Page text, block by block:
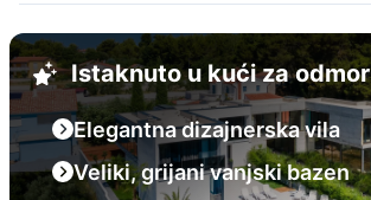
Istaknuto u kući za odmor
Elegantna dizajnerska vila
Veliki, grijani vanjski bazen